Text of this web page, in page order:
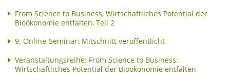
From Science to Business, Wirtschaftliches Potential der
Bioökonomie entfalten, Teil 2
9. Online-Seminar: Mitschnitt veröffentlicht
Veranstaltungsreihe: From Science to Business:
Wirtschaftliches Potential der Bioökonomie entfalten